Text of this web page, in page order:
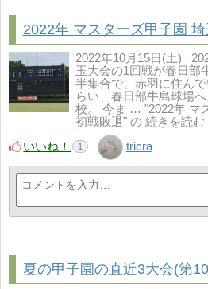
2022年 マスターズ甲子園
2022年10月15日(土)
玉大会の1回戦が春日部
半集合で、赤羽に住ん
らい、春日部牛島球場
校。 今ま … "2022年 マ
初戦敗退" の 続きを読む
いいね！ 1 tricra